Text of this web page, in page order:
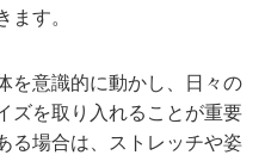
ます。
を意識的に動かし、日々の
ズを取り入れることが重要
る場合は、ストレッチや姿